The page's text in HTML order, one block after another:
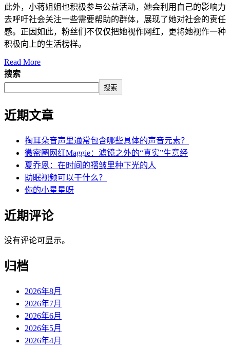
此外，小蒋姐姐也积极参与公益活动，她会利用自己的影响力
去呼吁社会关注一些需要帮助的群体，展现了她对社会的责任
感。正因如此，粉丝们不仅仅把她视作网红，更将她视作一种
积极向上的生活榜样。
Read More
搜索
搜索
近期文章
掏耳朵音声里通常包含哪些具体的声音元素？
微密圈网红Maggie：滤镜之外的“真实”生意经
夏乔恩：在时间的褶皱里种下光的人
助眠视频可以干什么？
你的小星星呀
近期评论
没有评论可显示。
归档
2026年8月
2026年7月
2026年6月
2026年5月
2026年4月